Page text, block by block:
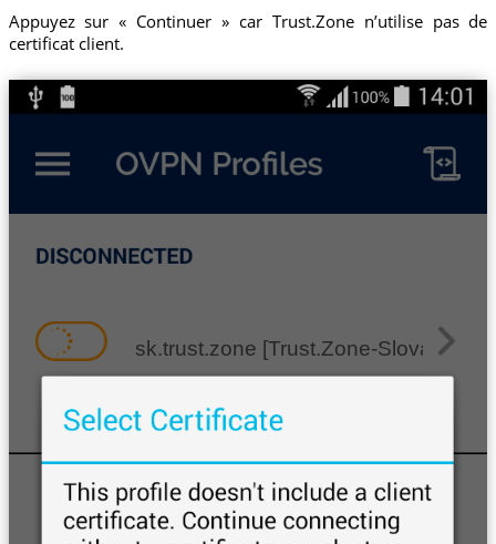
Appuyez sur « Continuer » car Trust.Zone n’utilise pas de
certificat client.
sk.trust.zone [Trust.Zone-Slovakia]